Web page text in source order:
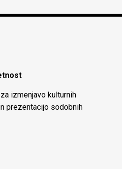
izmenjavo kulturnih
prezentacijo sodobnih